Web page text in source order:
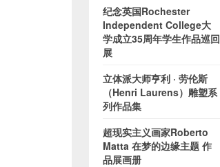
纪念英国Rochester
Independent College大
学成立35周年学生作品巡回
展
立体派大师亨利 · 劳伦斯
（Henri Laurens）雕塑系
列作品集
超现实主义画家Roberto
Matta 在梦的边缘主题 作
品展画册